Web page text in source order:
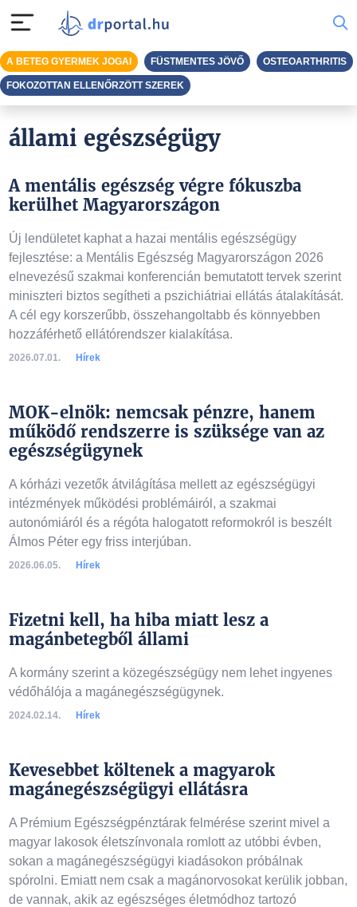
állami egészségügy
A mentális egészség végre fókuszba
kerülhet Magyarországon
Új lendületet kaphat a hazai mentális egészségügy
fejlesztése: a Mentális Egészség Magyarországon 2026
elnevezésű szakmai konferencián bemutatott tervek szerint
miniszteri biztos segítheti a pszichiátriai ellátás átalakítását.
A cél egy korszerűbb, összehangoltabb és könnyebben
hozzáférhető ellátórendszer kialakítása.
2026.07.01. Hírek
MOK-elnök: nemcsak pénzre, hanem
működő rendszerre is szüksége van az
egészségügynek
A kórházi vezetők átvilágítása mellett az egészségügyi
intézmények működési problémáiról, a szakmai
autonómiáról és a régóta halogatott reformokról is beszélt
Álmos Péter egy friss interjúban.
2026.06.05. Hírek
Fizetni kell, ha hiba miatt lesz a
magánbetegből állami
A kormány szerint a közegészségügy nem lehet ingyenes
védőhálója a magánegészségügynek.
2024.02.14. Hírek
Kevesebbet költenek a magyarok
magánegészségügyi ellátásra
A Prémium Egészségpénztárak felmérése szerint mivel a
magyar lakosok életszínvonala romlott az utóbbi évben,
sokan a magánegészségügyi kiadásokon próbálnak
spórolni. Emiatt nem csak a magánorvosokat kerülik jobban,
de vannak, akik az egészséges életmódhoz tartozó
A BETEG GYERMEK JOGAI FÜSTMENTES JÖVŐ OSTEOARTHRITIS
FOKOZOTTAN ELLENŐRZÖTT SZEREK